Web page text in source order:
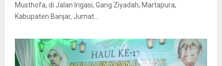
Musthofa, di Jalan Irigasi, Gang Ziyadah, Martapura,
Kabupaten Banjar, Jumat...